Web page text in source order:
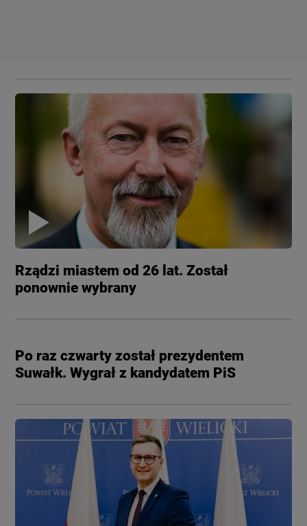
Rządzi miastem od 26 lat. Został
ponownie wybrany
Po raz czwarty został prezydentem
Suwałk. Wygrał z kandydatem PiS